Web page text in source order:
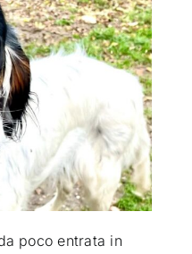
poco entrata in